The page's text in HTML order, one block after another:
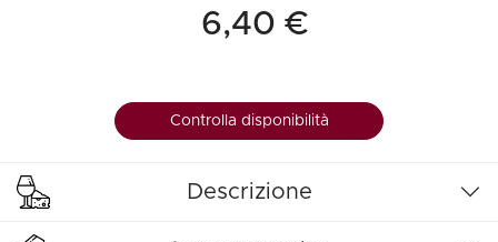
6,40 €
Controlla disponibilità
Descrizione